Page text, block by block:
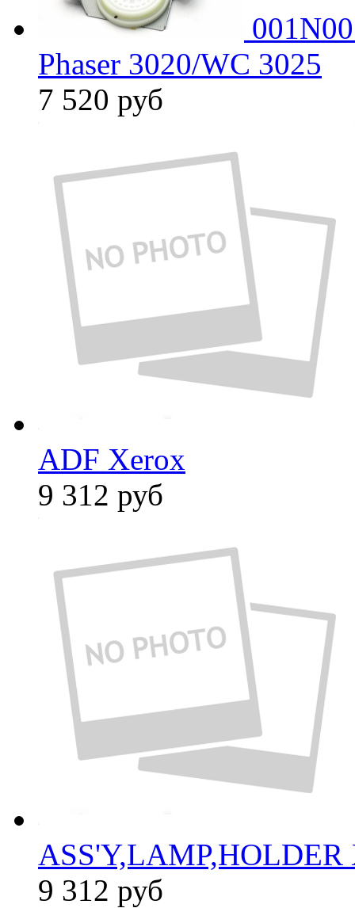
Phaser 3020/WC 3025
7 520 руб
ADF Xerox
9 312 руб
ASS'Y,LAMP,HOLDER
9 312 руб